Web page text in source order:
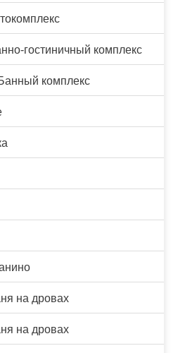
гостиничный комплекс
комплекс
на дровах
на дровах